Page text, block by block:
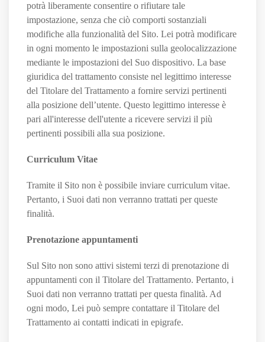
potrà liberamente consentire o rifiutare tale
impostazione, senza che ciò comporti sostanziali
modifiche alla funzionalità del Sito. Lei potrà modificare
in ogni momento le impostazioni sulla geolocalizzazione
mediante le impostazioni del Suo dispositivo. La base
giuridica del trattamento consiste nel legittimo interesse
del Titolare del Trattamento a fornire servizi pertinenti
alla posizione dell’utente. Questo legittimo interesse è
pari all'interesse dell'utente a ricevere servizi il più
pertinenti possibili alla sua posizione.
Curriculum Vitae
Tramite il Sito non è possibile inviare curriculum vitae.
Pertanto, i Suoi dati non verranno trattati per queste
finalità.
Prenotazione appuntamenti
Sul Sito non sono attivi sistemi terzi di prenotazione di
appuntamenti con il Titolare del Trattamento. Pertanto, i
Suoi dati non verranno trattati per questa finalità. Ad
ogni modo, Lei può sempre contattare il Titolare del
Trattamento ai contatti indicati in epigrafe.